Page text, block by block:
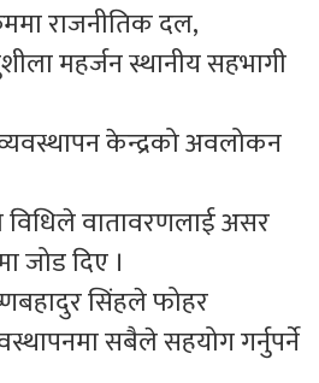
राजनीतिक दल,
महर्जन स्थानीय सहभागी
केन्द्रको अवलोकन
वातावरणलाई असर
जोड दिए ।
सिंहले फोहर
सबैले सहयोग गर्नुपर्ने